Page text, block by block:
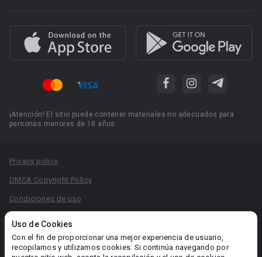
Uso de Cookies
Con el fin de proporcionar una mejor experiencia de usuario,
recopilamos y utilizamos cookies. Si continúa navegando por
¡Atención! El sitio puede contener materiales no adecuados para
personas menores de 18 años.
Privacy policy
DMCA Copyright Policy
Condiciones de uso
Reglas para la publicación de libros
Área RR.PP.: pr@booknet.com